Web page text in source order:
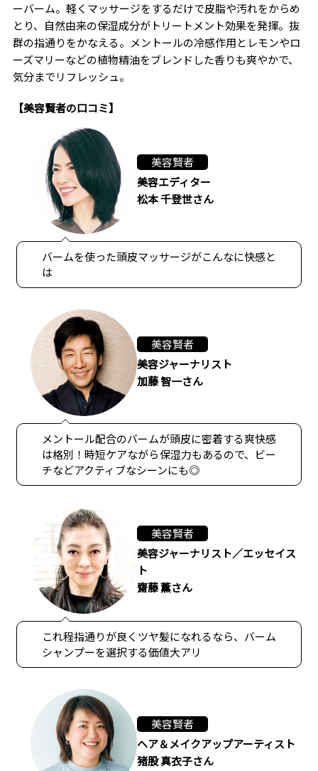
ーバーム。軽くマッサージをするだけで皮脂や汚れをからめ
とり、自然由来の保湿成分がトリートメント効果を発揮。抜
群の指通りをかなえる。メントールの冷感作用とレモンやロ
ーズマリーなどの植物精油をブレンドした香りも爽やかで、
気分までリフレッシュ。
【美容賢者の口コミ】
美容賢者
美容エディター
松本 千登世さん
バームを使った頭皮マッサージがこんなに快感と
は
美容賢者
美容ジャーナリスト
加藤 智一さん
メントール配合のバームが頭皮に密着する爽快感
は格別！時短ケアながら保湿力もあるので、ビー
チなどアクティブなシーンにも◎
美容賢者
美容ジャーナリスト／エッセイス
ト
齋藤 薫さん
これ程指通りが良くツヤ髪になれるなら、バーム
シャンプーを選択する価値大アリ
美容賢者
ヘア＆メイクアップアーティスト
猪股 真衣子さん